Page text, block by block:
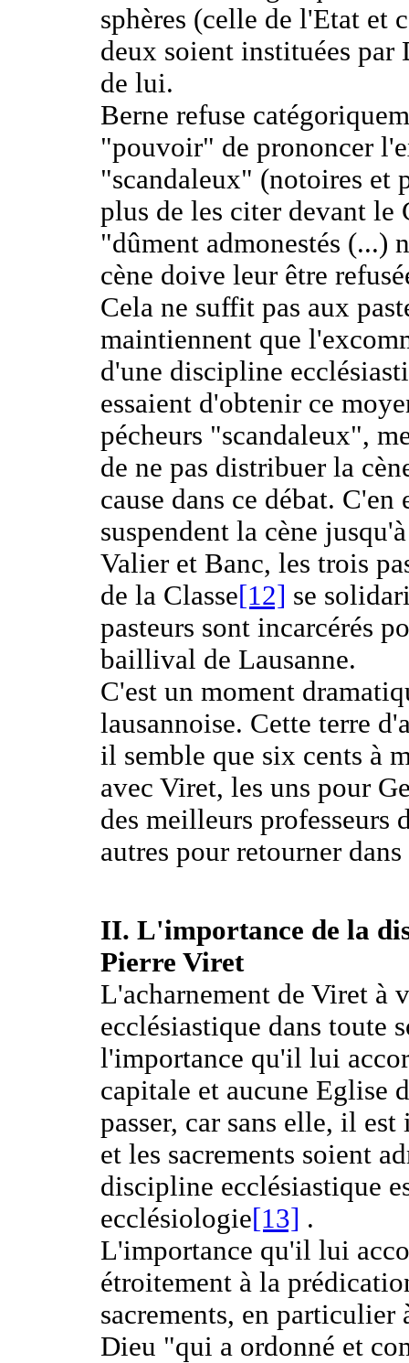
sphères (celle de l'Etat et
deux soient instituées
de lui.
Berne refuse
"pouvoir" de prononcer
"scandaleux" (notoires et
plus de les citer devant
"dûment admonestés (...)
cène doive leur être
Cela ne suffit pas aux
maintiennent que
d'une discipline
essaient d'obtenir ce
pécheurs "scandaleux",
de ne pas distribuer la
cause dans ce débat.
suspendent la cène
Valier et Banc, les trois
de la Classe[12] se
pasteurs sont incarcérés
baillival de Lausanne.
C'est un moment
lausannoise. Cette terre
il semble que six cents à
avec Viret, les uns pour
des meilleurs professeurs
autres pour retourner
II. L'importance de la
Pierre Viret
L'acharnement de Viret
ecclésiastique dans toute
l'importance qu'il lui
capitale et aucune Eglise
passer, car sans elle, il
et les sacrements soient
discipline ecclésiastique
ecclésiologie[13] .
L'importance qu'il lui
étroitement à la
sacrements, en particulier
Dieu "qui a ordonné et